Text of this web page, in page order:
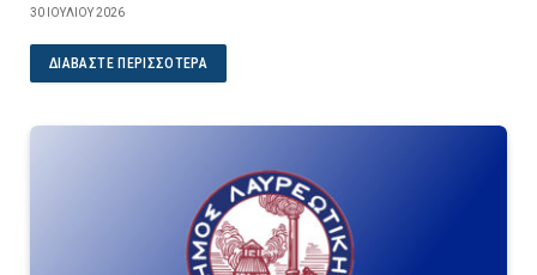
30 ΙΟΥΛΊΟΥ 2026
ΔΙΑΒΆΣΤΕ ΠΕΡΙΣΣΌΤΕΡΑ